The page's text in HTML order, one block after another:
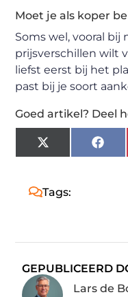
Moet je als koper
Soms wel, vooral
prijsverschillen wilt
liefst eerst bij het
past bij je soort
Goed artikel? Deel
X
(Twitter)
Tags:
GEPUBLICEERD
Lars de